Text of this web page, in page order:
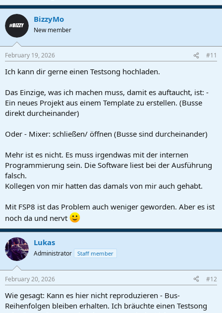
BizzyMo
New member
February 19, 2026 #11
Ich kann dir gerne einen Testsong hochladen.
Das Einzige, was ich machen muss, damit es auftaucht, ist: -
Ein neues Projekt aus einem Template zu erstellen. (Busse
direkt durcheinander)
Oder - Mixer: schließen/ öffnen (Busse sind durcheinander)
Mehr ist es nicht. Es muss irgendwas mit der internen
Programmierung sein. Die Software liest bei der Ausführung
falsch.
Kollegen von mir hatten das damals von mir auch gehabt.
Mit FSP8 ist das Problem auch weniger geworden. Aber es ist
noch da und nervt
Lukas
Administrator Staff member
February 20, 2026 #12
Wie gesagt: Kann es hier nicht reproduzieren - Bus-
Reihenfolgen bleiben erhalten. Ich bräuchte einen Testsong